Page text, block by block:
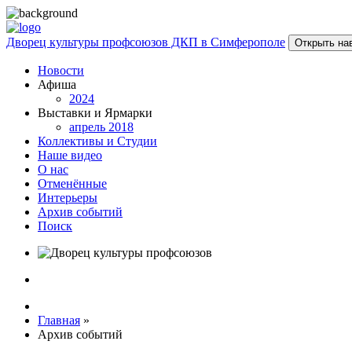
Дворец культуры профсоюзов ДКП в Симферополе Открыть
Новости
Афиша
2024
Выставки и Ярмарки
апрель 2018
Коллективы и Студии
Наше видео
О нас
Отменённые
Интерьеры
Архив событий
Поиск
Главная »
Архив событий